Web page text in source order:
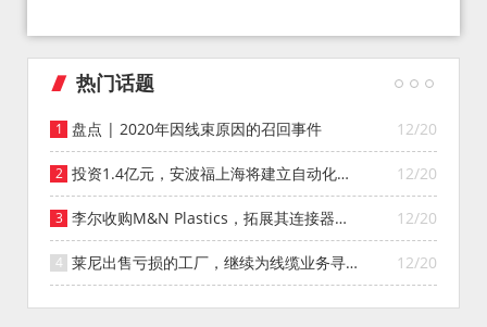
热门话题
12/20
盘点 | 2020年因线束原因的召回事件
12/20
投资1.4亿元，安波福上海将建立自动化智
能仓库
12/20
李尔收购M&N Plastics，拓展其连接器系
统业务
12/20
莱尼出售亏损的工厂，继续为线缆业务寻找
投资者